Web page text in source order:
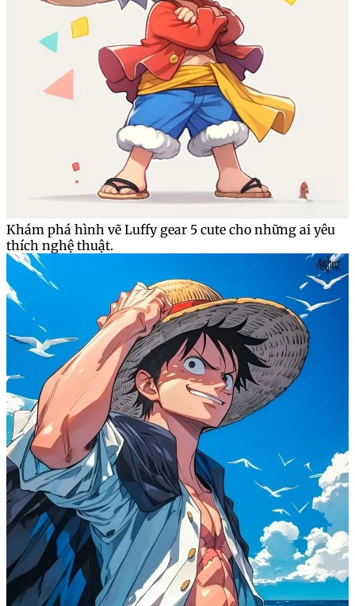
Khám phá hình vẽ Luffy gear 5 cute cho những ai yêu
thích nghệ thuật.